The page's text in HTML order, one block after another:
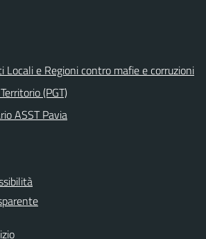
Locali e Regioni contro mafie e corruzioni
(PGT)
ASST Pavia